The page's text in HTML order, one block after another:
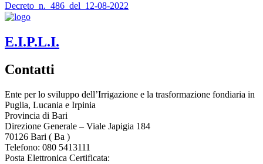
Decreto_n._486_del_12-08-2022
E.I.P.L.I.
Contatti
Ente per lo sviluppo dell’Irrigazione e la trasformazione fondiaria in
Puglia, Lucania e Irpinia
Provincia di Bari
Direzione Generale – Viale Japigia 184
70126 Bari ( Ba )
Telefono: 080 5413111
Posta Elettronica Certificata: